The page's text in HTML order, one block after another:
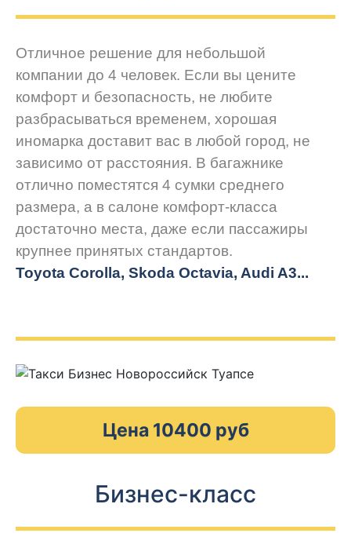
Отличное решение для небольшой
компании до 4 человек. Если вы цените
комфорт и безопасность, не любите
разбрасываться временем, хорошая
иномарка доставит вас в любой город, не
зависимо от расстояния. В багажнике
отлично поместятся 4 сумки среднего
размера, а в салоне комфорт-класса
достаточно места, даже если пассажиры
крупнее принятых стандартов.
Toyota Corolla, Skoda Octavia, Audi A3...
Цена 10400 руб
Бизнес-класс